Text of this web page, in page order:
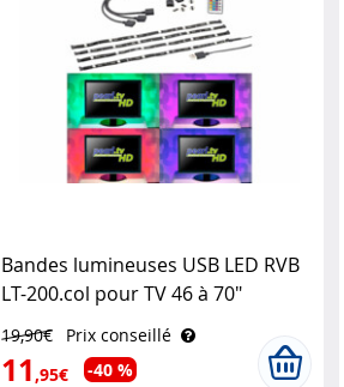
Bandes lumineuses USB LED RVB
LT-200.col pour TV 46 à 70"
19,90€ Prix conseillé
11,95€ -40 %